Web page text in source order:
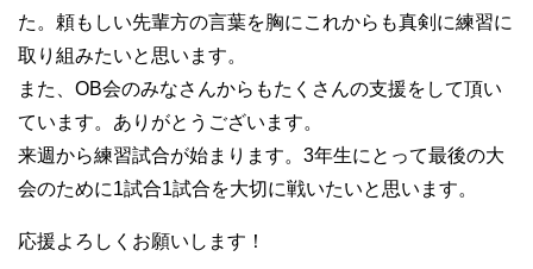
た。頼もしい先輩方の言葉を胸にこれからも真剣に練習に
取り組みたいと思います。
また、OB会のみなさんからもたくさんの支援をして頂い
ています。ありがとうございます。
来週から練習試合が始まります。3年生にとって最後の大
会のために1試合1試合を大切に戦いたいと思います。
応援よろしくお願いします！